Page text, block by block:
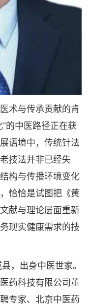
术与传承贡献的肯
的中医路径正在获
语境中，传统针法
技法并非已经失
构与传播环境变化
恰恰是试图把《黄
献与理论层面重新
现实健康需求的技
出身中医世家。
药科技有限公司董
专家、北京中医药